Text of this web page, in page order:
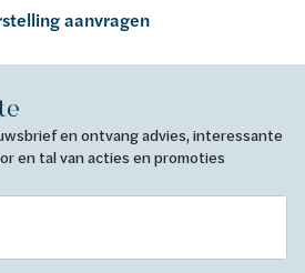
aanvragen
en ontvang advies, interessante
en tal van acties en promoties